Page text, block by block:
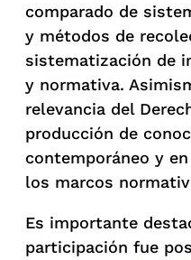
comparado de
y métodos de
sistematización de
y normativa.
relevancia del
producción de
contemporáneo y
los marcos
Es importante
participación fue